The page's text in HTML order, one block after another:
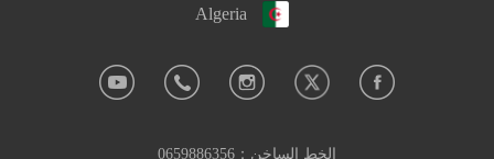
Algeria
الخط الساخن： 0659886356